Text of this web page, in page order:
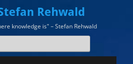
Rehwald
knowledge is" – Stefan Rehwald